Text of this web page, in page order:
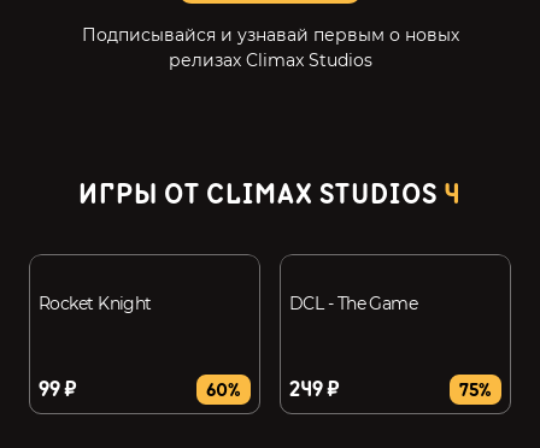
Подписывайся и узнавай первым о новых
релизах Climax Studios
ИГРЫ ОТ CLIMAX STUDIOS 4
Rocket Knight
99 ₽ 60%
DCL - The Game
249 ₽ 75%